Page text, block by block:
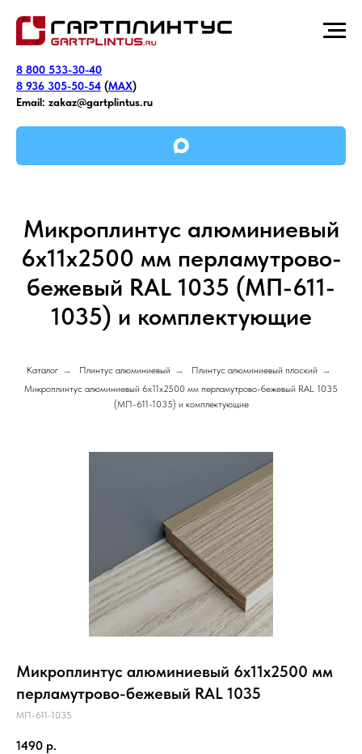
8 800 533-30-40
8 936 305-50-54 (MAX)
Email: zakaz@gartplintus.ru
Микроплинтус алюминиевый
6х11х2500 мм перламутрово-
бежевый RAL 1035 (МП-611-
1035) и комплектующие
Каталог → Плинтус алюминиевый → Плинтус алюминиевый плоский →
Микроплинтус алюминиевый 6х11х2500 мм перламутрово-бежевый RAL 1035
(МП-611-1035) и комплектующие
Микроплинтус алюминиевый 6х11х2500 мм
перламутрово-бежевый RAL 1035
МП-611-1035
1490 р.